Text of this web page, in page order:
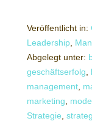
Veröffentlicht in:
Leadership
Abgelegt unter:
geschäftserfolg
management
marketing
Strategie